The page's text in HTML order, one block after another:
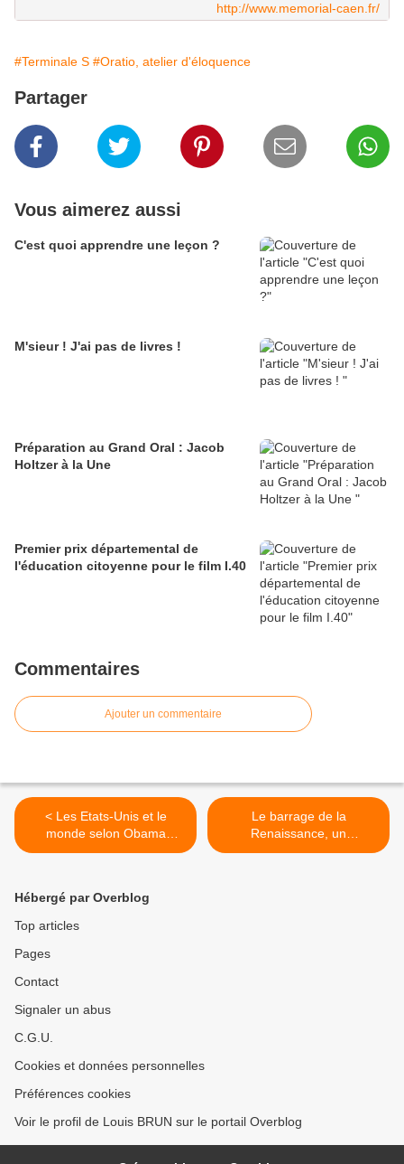
http://www.memorial-caen.fr/
#Terminale S #Oratio, atelier d'éloquence
Partager
Vous aimerez aussi
C'est quoi apprendre une leçon ?
M'sieur ! J'ai pas de livres !
Préparation au Grand Oral : Jacob
Holtzer à la Une
Premier prix départemental de
l'éducation citoyenne pour le film I.40
Commentaires
Ajouter un commentaire
< Les Etats-Unis et le
monde selon Obama
(correction DS Terminale 4)
Le barrage de la
Renaissance, un
aménagement aux enjeux
Hébergé par Overblog
Top articles
Pages
Contact
Signaler un abus
C.G.U.
Cookies et données personnelles
Préférences cookies
Voir le profil de Louis BRUN sur le portail Overblog